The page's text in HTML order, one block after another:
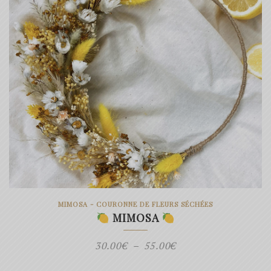
MIMOSA - COURONNE DE FLEURS SÉCHÉES
MIMOSA
30.00€ – 55.00€Plage